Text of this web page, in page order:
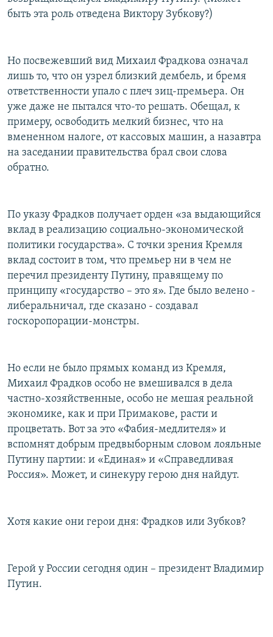
быть эта роль отведена Виктору Зубкову?)
Но посвежевший вид Михаил Фрадкова означал
лишь то, что он узрел близкий дембель, и бремя
ответственности упало с плеч зиц-премьера. Он
уже даже не пытался что-то решать. Обещал, к
примеру, освободить мелкий бизнес, что на
вмененном налоге, от кассовых машин, а назавтра
на заседании правительства брал свои слова
обратно.
По указу Фрадков получает орден «за выдающийся
вклад в реализацию социально-экономической
политики государства». С точки зрения Кремля
вклад состоит в том, что премьер ни в чем не
перечил президенту Путину, правящему по
принципу «государство – это я». Где было велено -
либеральничал, где сказано - создавал
госкоропорации-монстры.
Но если не было прямых команд из Кремля,
Михаил Фрадков особо не вмешивался в дела
частно-хозяйственные, особо не мешая реальной
экономике, как и при Примакове, расти и
процветать. Вот за это «Фабия-медлителя» и
вспомнят добрым предвыборным словом лояльные
Путину партии: и «Единая» и «Справедливая
Россия». Может, и синекуру герою дня найдут.
Хотя какие они герои дня: Фрадков или Зубков?
Герой у России сегодня один – президент Владимир
Путин.